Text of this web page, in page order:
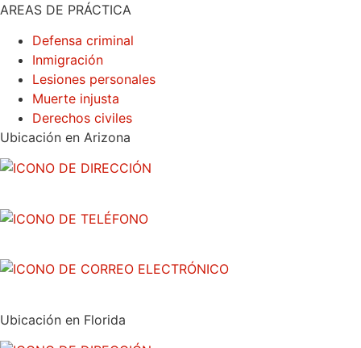
AREAS DE PRÁCTICA
Defensa criminal
Inmigración
Lesiones personales
Muerte injusta
Derechos civiles
Ubicación en Arizona
Ubicación en Florida